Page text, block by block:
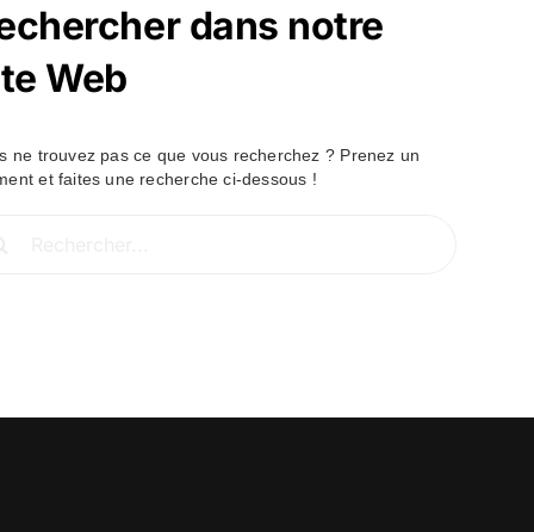
dans notre
Web
ne trouvez pas ce que vous recherchez ? Prenez un
et faites une recherche ci-dessous !